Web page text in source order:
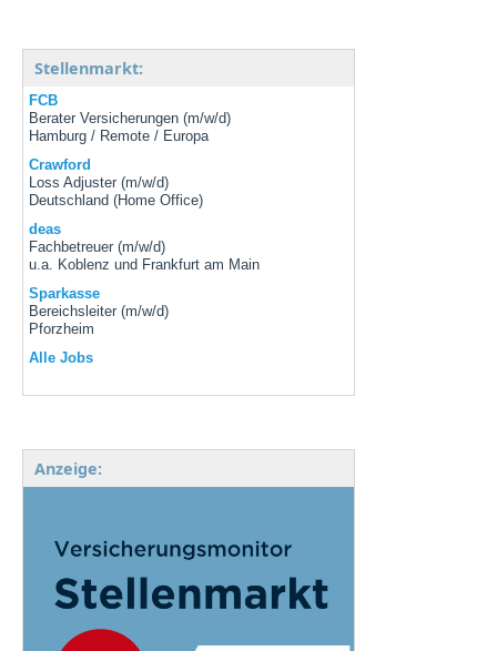
Stellenmarkt:
FCB
Berater Versicherungen (m/w/d)
Hamburg / Remote / Europa
Crawford
Loss Adjuster (m/w/d)
Deutschland (Home Office)
deas
Fachbetreuer (m/w/d)
u.a. Koblenz und Frankfurt am Main
Sparkasse
Bereichsleiter (m/w/d)
Pforzheim
Alle Jobs
Anzeige: